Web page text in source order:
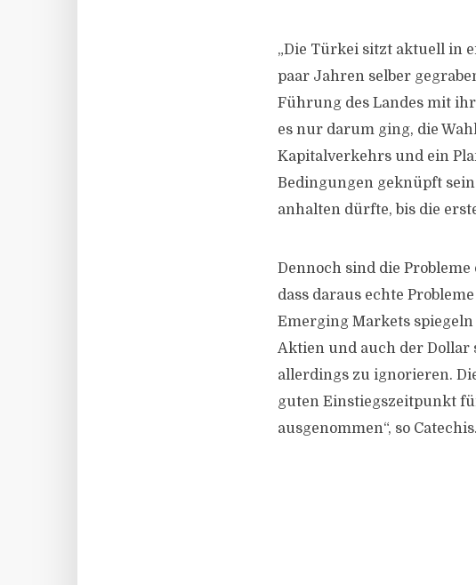
„Die Türkei sitzt aktuell in
paar Jahren selber
Führung des Landes mit
es nur darum ging, die
Kapitalverkehrs und ein
Bedingungen geknüpft
anhalten dürfte, bis die
Dennoch sind die
dass daraus echte
Emerging Markets spiegeln
Aktien und auch der Dollar
allerdings zu ignorieren.
guten Einstiegszeitpunkt
ausgenommen“, so Catechis.